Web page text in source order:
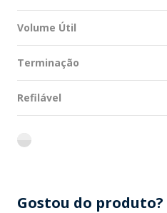
Volume Útil
Terminação
Refilável
flint
Gostou do produto?